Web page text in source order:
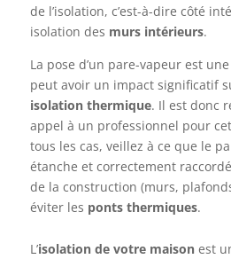
de l’isolation, c’est-à-dire côté
isolation des murs intérieurs.
La pose d’un pare-vapeur est
peut avoir un impact significatif
isolation thermique. Il est donc
appel à un professionnel pour
tous les cas, veillez à ce que le
étanche et correctement
de la construction (murs,
éviter les ponts thermiques.
L’isolation de votre maisonest